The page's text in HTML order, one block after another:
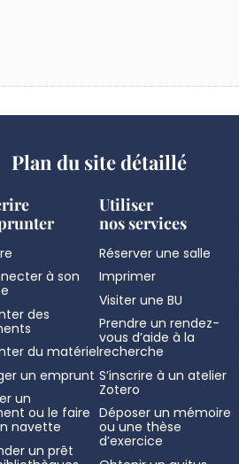
Plan du site détaillé
à son
des
du matériel
un emprunt
un
ou le faire
navette
un prêt
Utiliser
nos services
Réserver une salle
Imprimer
Visiter une BU
Prendre un rendez-
vous d’aide à la
recherche
S’inscrire à un atelier
Zotero
Déposer un mémoire
ou une thèse
d’exercice